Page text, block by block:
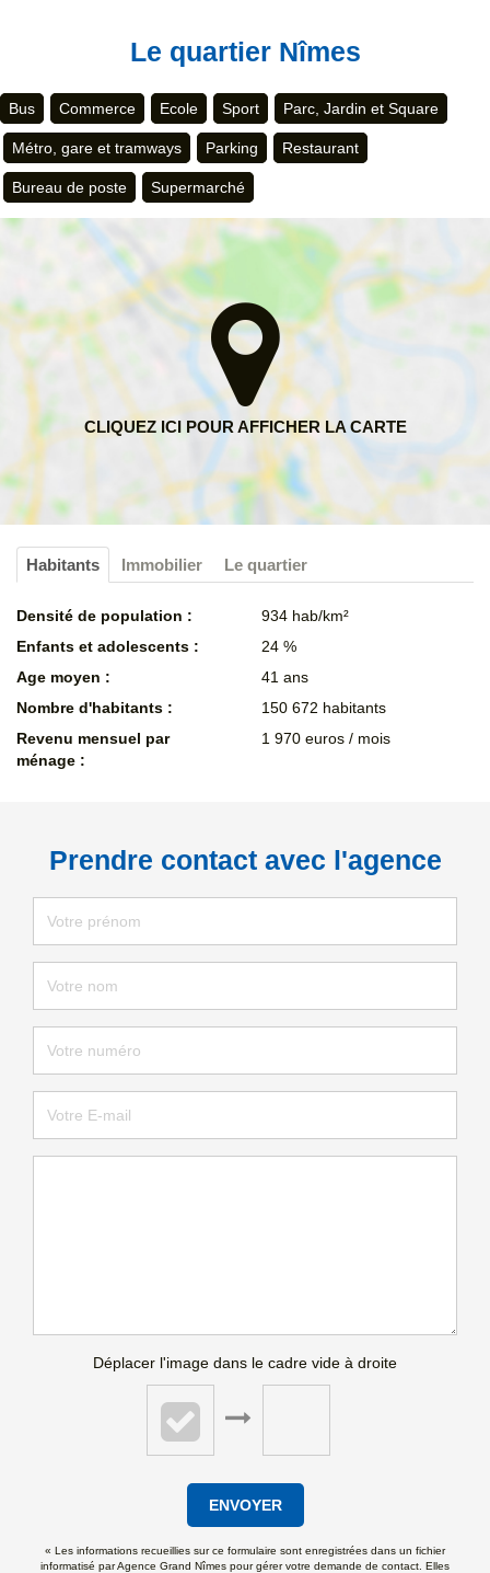
Le quartier Nîmes
Bus Commerce Ecole Sport Parc, Jardin et Square
Métro, gare et tramways Parking Restaurant
Bureau de poste Supermarché
Habitants Immobilier Le quartier
Densité de population :
934 hab/km²
Enfants et adolescents :
24 %
Age moyen :
41 ans
Nombre d'habitants :
150 672 habitants
Revenu mensuel par
ménage :
1 970 euros / mois
Prendre contact avec l'agence
Déplacer l'image dans le cadre vide à droite
ENVOYER
« Les informations recueillies sur ce formulaire sont enregistrées dans un fichier
informatisé par Agence Grand Nîmes pour gérer votre demande de contact. Elles